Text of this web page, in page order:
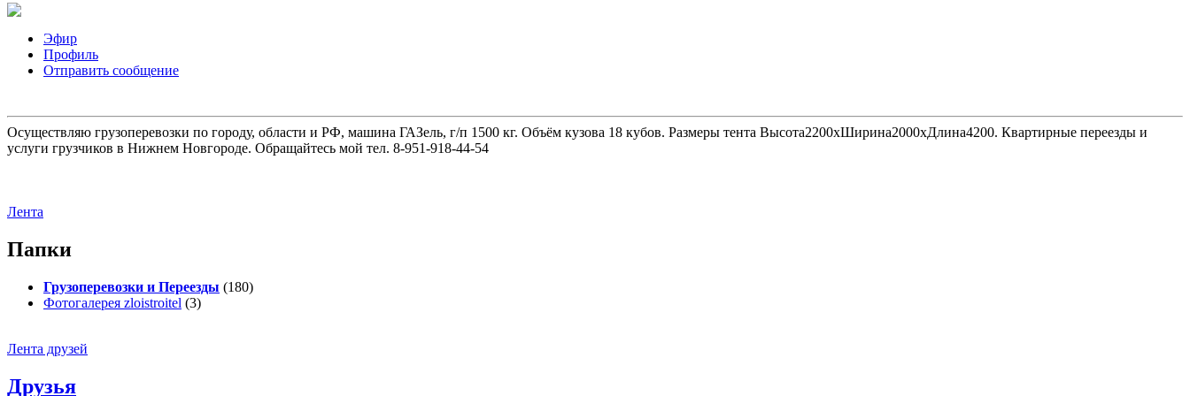
Эфир
Профиль
Отправить сообщение
Осуществляю грузоперевозки по городу, области и РФ, машина ГАЗель, г/п 1500 кг. Объём кузова 18 кубов. Размеры тента Высота2200хШирина2000хДлина4200. Квартирные переезды и
услуги грузчиков в Нижнем Новгороде. Обращайтесь мой тел. 8-951-918-44-54
Лента
Папки
Грузоперевозки и Переезды (180)
Фотогалерея zloistroitel (3)
Лента друзей
Друзья